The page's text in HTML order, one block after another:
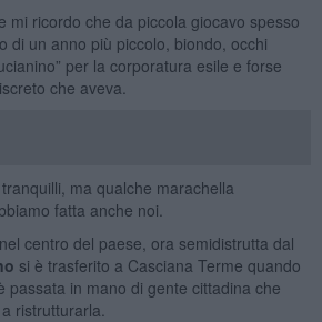
mi ricordo che da piccola giocavo spesso
di un anno più piccolo, biondo, occhi
per la corporatura esile e forse
che aveva.
ma qualche marachella
fatta anche noi.
centro del paese, ora semidistrutta dal
si è trasferito a Casciana Terme quando
passata in mano di gente cittadina che
ristrutturarla.